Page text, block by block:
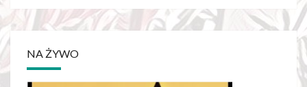
NA ŻYWO